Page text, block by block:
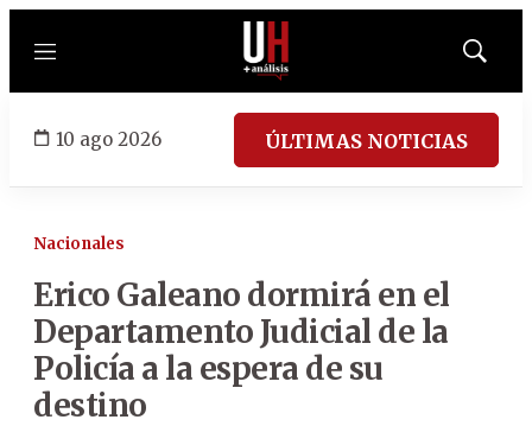
Menú
Mostrar
10 ago 2026 ÚLTIMAS NOTICIAS
Nacionales
Erico Galeano dormirá en el
Departamento Judicial de la
Policía a la espera de su
destino